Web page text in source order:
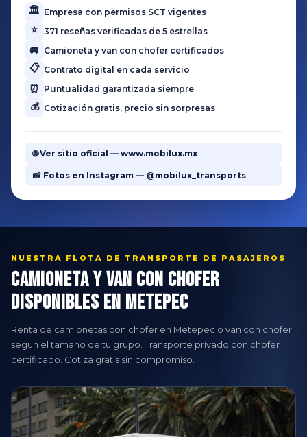
🏛️ Empresa con permisos SCT vigentes
⭐ 371 reseñas verificadas de 5 estrellas
🚐 Camioneta y van con chofer certificados
📋 Contrato digital en cada servicio
⏰ Puntualidad garantizada siempre
💰 Cotización gratis, precio sin sorpresas
🌐 Ver sitio oficial — www.mobilux.mx
📸 Fotos en Instagram — @mobilux_transports
NUESTRA FLOTA DE TRANSPORTE DE PASAJEROS
Camioneta y Van con Chofer
Disponibles en Metepec
Renta de camionetas con chofer en Metepec o van con chofer
segun el tamano de tu grupo. Transporte privado con chofer
certificado. Cotiza gratis sin compromiso.